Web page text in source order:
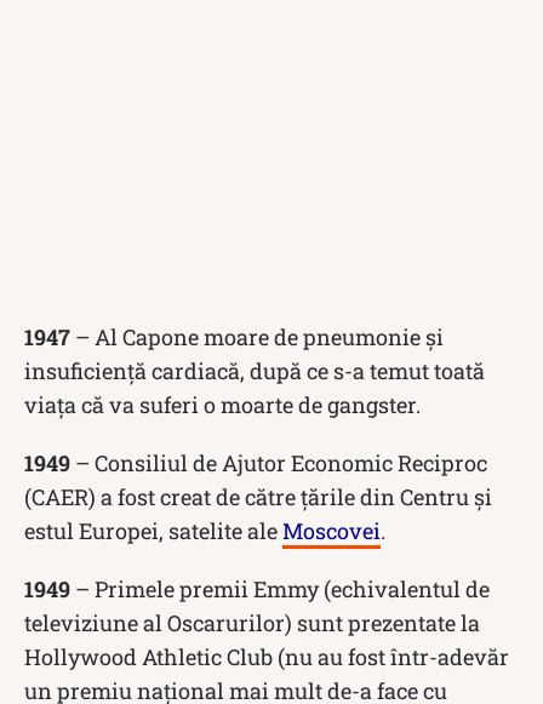
1947 – Al Capone moare de pneumonie și
insuficiență cardiacă, după ce s-a temut toată
viața că va suferi o moarte de gangster.
1949 – Consiliul de Ajutor Economic Reciproc
(CAER) a fost creat de către țările din Centru și
estul Europei, satelite aleMoscovei.
1949 – Primele premii Emmy (echivalentul de
televiziune al Oscarurilor) sunt prezentate la
Hollywood Athletic Club (nu au fost într-adevăr
un premiu național mai mult de-a face cu